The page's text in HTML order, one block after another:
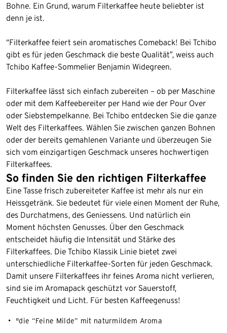
Bohne. Ein Grund, warum Filterkaffee heute beliebter ist
denn je ist.
“Filterkaffee feiert sein aromatisches Comeback! Bei Tchibo
gibt es für jeden Geschmack die beste Qualität”, weiss auch
Tchibo Kaffee-Sommelier Benjamin Widegreen.
Filterkaffee lässt sich einfach zubereiten – ob per Maschine
oder mit dem Kaffeebereiter per Hand wie der Pour Over
oder Siebstempelkanne. Bei Tchibo entdecken Sie die ganze
Welt des Filterkaffees. Wählen Sie zwischen ganzen Bohnen
oder der bereits gemahlenen Variante und überzeugen Sie
sich vom einzigartigen Geschmack unseres hochwertigen
Filterkaffees.
So finden Sie den richtigen Filterkaffee
Eine Tasse frisch zubereiteter Kaffee ist mehr als nur ein
Heissgetränk. Sie bedeutet für viele einen Moment der Ruhe,
des Durchatmens, des Geniessens. Und natürlich ein
Moment höchsten Genusses. Über den Geschmack
entscheidet häufig die Intensität und Stärke des
Filterkaffees. Die Tchibo Klassik Linie bietet zwei
unterschiedliche Filterkaffee-Sorten für jeden Geschmack.
Damit unsere Filterkaffees ihr feines Aroma nicht verlieren,
sind sie im Aromapack geschützt vor Sauerstoff,
Feuchtigkeit und Licht. Für besten Kaffeegenuss!
"die “Feine Milde” mit naturmildem Aroma